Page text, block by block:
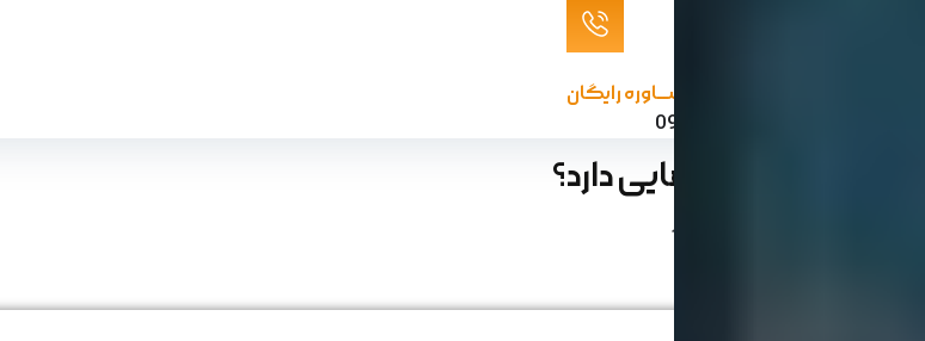
مشـــاوره رایگان
09120624732
سئو چه تکنیک‌هایی دارد؟